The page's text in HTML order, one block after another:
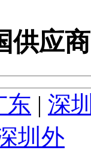
供应
东 | 深
圳外